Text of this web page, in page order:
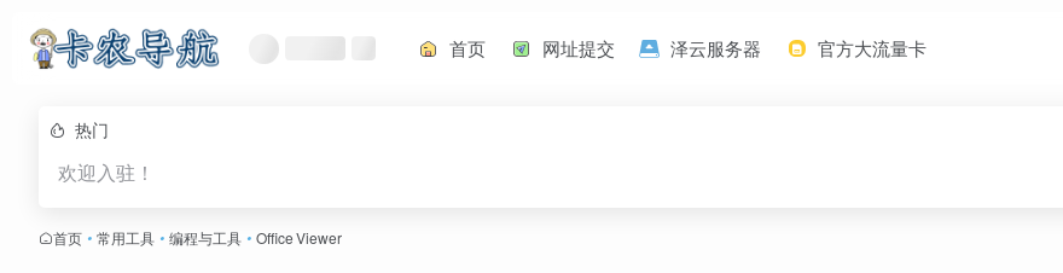
首页 网址提交 泽云服务器 官方大流量卡
热门
欢迎入驻！
首页 • 常用工具 • 编程与工具 • Office Viewer